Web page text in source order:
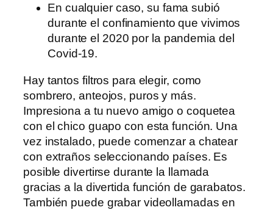
En cualquier caso, su fama subió
durante el confinamiento que vivimos
durante el 2020 por la pandemia del
Covid-19.
Hay tantos filtros para elegir, como
sombrero, anteojos, puros y más.
Impresiona a tu nuevo amigo o coquetea
con el chico guapo con esta función. Una
vez instalado, puede comenzar a chatear
con extraños seleccionando países. Es
posible divertirse durante la llamada
gracias a la divertida función de garabatos.
También puede grabar videollamadas en